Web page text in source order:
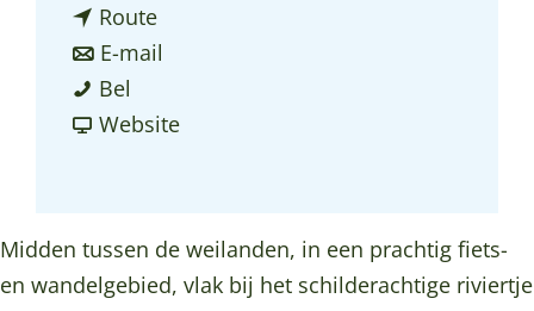
n
g
Routen
a
r
p
i
E-mail
a
m
p
Bel
a
n
g
Websitev
a
m
Midden tussen de weilanden, in een prachtig fiets-
en wandelgebied, vlak bij het schilderachtige riviertje